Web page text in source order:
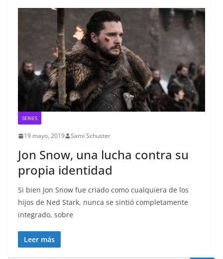
SERIES
19 mayo, 2019 Sami Schuster
Jon Snow, una lucha contra su
propia identidad
Si bien Jon Snow fue criado como cualquiera de los
hijos de Ned Stark, nunca se sintió completamente
integrado, sobre
Leer más